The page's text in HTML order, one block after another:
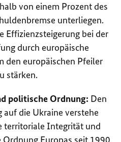
von einem Prozent des
unterliegen.
Effizienzsteigerung bei der
durch europäische
den europäischen Pfeiler
stärken.
politische Ordnung: Den
auf die Ukraine verstehe
territoriale Integrität und